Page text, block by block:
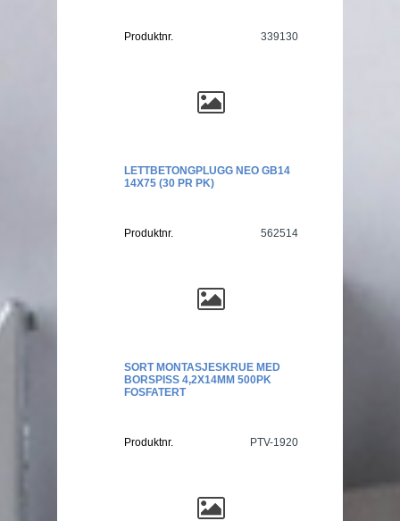
Produktnr. 339130
LETTBETONGPLUGG NEO GB14
14X75 (30 PR PK)
Produktnr. 562514
SORT MONTASJESKRUE MED
BORSPISS 4,2X14MM 500PK
FOSFATERT
Produktnr. PTV-1920